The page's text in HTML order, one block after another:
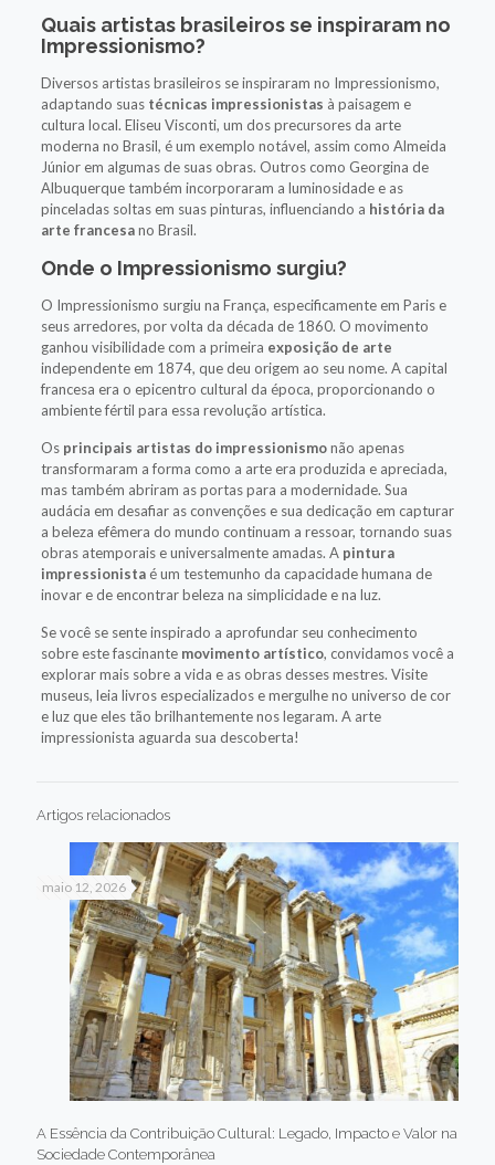
Quais artistas brasileiros se inspiraram no
Impressionismo?
Diversos artistas brasileiros se inspiraram no Impressionismo,
adaptando suas técnicas impressionistas à paisagem e
cultura local. Eliseu Visconti, um dos precursores da arte
moderna no Brasil, é um exemplo notável, assim como Almeida
Júnior em algumas de suas obras. Outros como Georgina de
Albuquerque também incorporaram a luminosidade e as
pinceladas soltas em suas pinturas, influenciando a história da
arte francesano Brasil.
Onde o Impressionismo surgiu?
O Impressionismo surgiu na França, especificamente em Paris e
seus arredores, por volta da década de 1860. O movimento
ganhou visibilidade com a primeira exposição de arte
independente em 1874, que deu origem ao seu nome. A capital
francesa era o epicentro cultural da época, proporcionando o
ambiente fértil para essa revolução artística.
Os principais artistas do impressionismonão apenas
transformaram a forma como a arte era produzida e apreciada,
mas também abriram as portas para a modernidade. Sua
audácia em desafiar as convenções e sua dedicação em capturar
a beleza efêmera do mundo continuam a ressoar, tornando suas
obras atemporais e universalmente amadas. A pintura
impressionistaé um testemunho da capacidade humana de
inovar e de encontrar beleza na simplicidade e na luz.
Se você se sente inspirado a aprofundar seu conhecimento
sobre este fascinante movimento artístico, convidamos você a
explorar mais sobre a vida e as obras desses mestres. Visite
museus, leia livros especializados e mergulhe no universo de cor
e luz que eles tão brilhantemente nos legaram. A arte
impressionista aguarda sua descoberta!
Artigos relacionados
maio 12, 2026
A Essência da Contribuição Cultural: Legado, Impacto e Valor na
Sociedade Contemporânea